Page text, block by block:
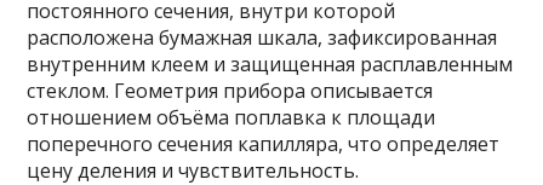
постоянного сечения, внутри которой
расположена бумажная шкала, зафиксированная
внутренним клеем и защищенная расплавленным
стеклом. Геометрия прибора описывается
отношением объёма поплавка к площади
поперечного сечения капилляра, что определяет
цену деления и чувствительность.